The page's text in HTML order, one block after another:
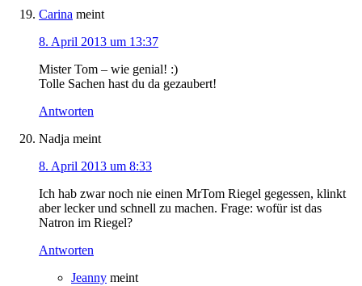
Carina meint
8. April 2013 um 13:37
Mister Tom – wie genial! :)
Tolle Sachen hast du da gezaubert!
Antworten
Nadja meint
8. April 2013 um 8:33
Ich hab zwar noch nie einen MrTom Riegel gegessen, klinkt
aber lecker und schnell zu machen. Frage: wofür ist das
Natron im Riegel?
Antworten
Jeanny meint